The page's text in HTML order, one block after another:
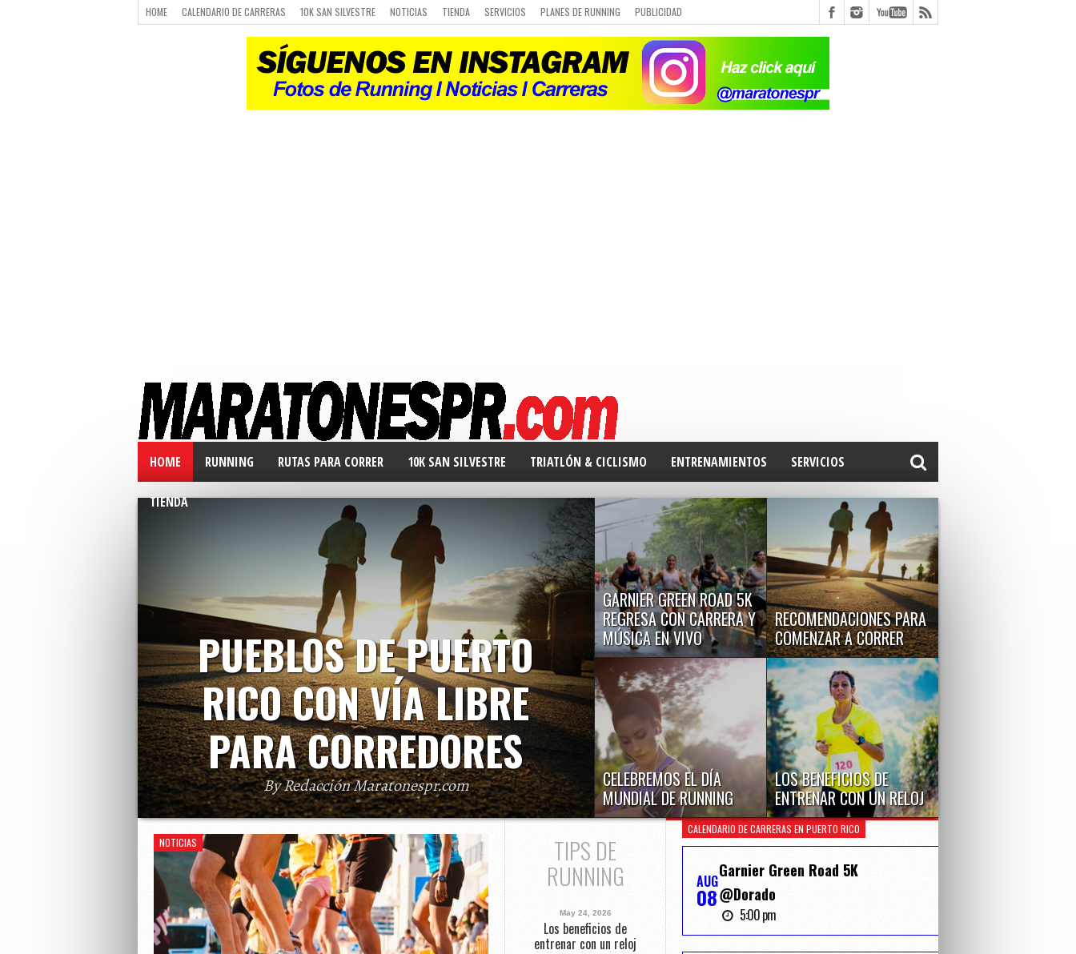
HOME CALENDARIO DE CARRERAS 10K SAN SILVESTRE NOTICIAS TIENDA SERVICIOS PLANES DE RUNNING
PUBLICIDAD
LUGARES PARA CORRER CALENDARIO DE CARRERAS Q&A CURSO DE RUNNING CHALLENGE PORTAL DE MIEMBROS
HOME RUNNING RUTAS PARA CORRER 10K SAN SILVESTRE TRIATLÓN & CICLISMO ENTRENAMIENTOS SERVICIOS
TIENDA
PUEBLOS DE PUERTO
RICO CON VÍA LIBRE
PARA CORREDORES
By Redacción Maratonespr.com
Cada vez son más los municipios de Puerto Rico que promueven el deporte y el
bienestar de sus ciudadanos mediante iniciativas de vías libres para corredores.
Estas rutas, cerradas parcial
GARNIER GREEN ROAD 5K
REGRESA CON CARRERA Y
MÚSICA EN VIVO
El evento libre de plástico en
Puerto Rico regresa este sábado,
RECOMENDACIONES PARA
COMENZAR A CORRER
A continuación compartimos
algunos consejos para quienes
desean iniciarse en el mundo...
CELEBREMOS EL DÍA
MUNDIAL DE RUNNING
El próximo miércoles, 3 de junio
de 2026 es el Día Mundial...
LOS BENEFICIOS DE
ENTRENAR CON UN RELOJ
Utilizar un reloj para entrenar
para una carrera o maratón
puede tener...
NOTICIAS TIPS DE
RUNNING
May 24, 2026
Los beneficios de
entrenar con un reloj
CALENDARIO DE CARRERAS EN PUERTO RICO
AUG
08
Garnier Green Road 5K
@Dorado
5:00 pm